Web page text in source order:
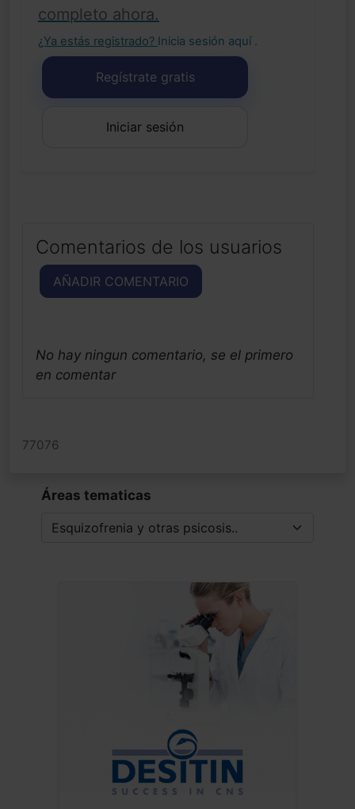
completo ahora.
¿Ya estás registrado? Inicia sesión aquí
Regístrate gratis
Iniciar sesión
Comentarios de los usuarios
AÑADIR COMENTARIO
No hay ningun comentario, se el primero
en comentar
77076
Áreas tematicas